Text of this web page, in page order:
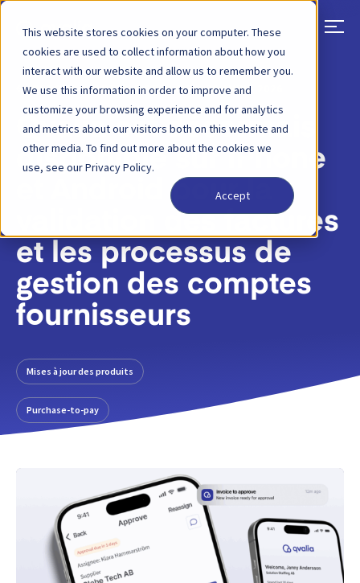
This website stores cookies on your computer. These
cookies are used to collect information about how you
interact with our website and allow us to remember you.
We use this information in order to improve and
customize your browsing experience and for analytics
and metrics about our visitors both on this website and
other media. To find out more about the cookies we
use, see our Privacy Policy.
Accept
RETOUR ARTICLE DE BLOG 20 AVRIL 2026
Qvalia est désormais
disponible sur iPhone
et Android pour la
validation des factures
et les processus de
gestion des comptes
fournisseurs
Mises à jour des produits
Purchase-to-pay